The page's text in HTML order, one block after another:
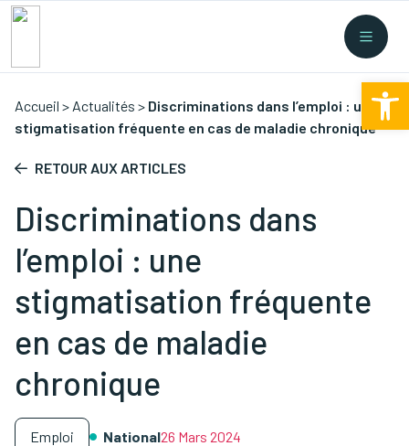
Collectes Nouvelles législations/
Accueil > Actualités > Discriminations dans l’emploi : une
stigmatisation fréquente en cas de maladie chronique
RETOUR AUX ARTICLES
Discriminations dans
l’emploi : une
stigmatisation fréquente
en cas de maladie
chronique
Emploi National26 Mars 2024